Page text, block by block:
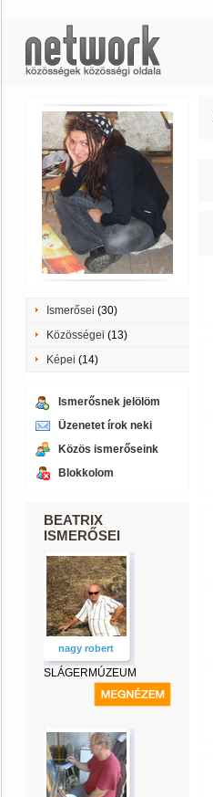
Ismerősei (30)
Közösségei (13)
Képei (14)
Ismerősnek jelölöm
Üzenetet írok neki
Közös ismerőseink
Blokkolom
BEATRIX
ISMERŐSEI
nagy robert
SLÁGERMÚZEUM